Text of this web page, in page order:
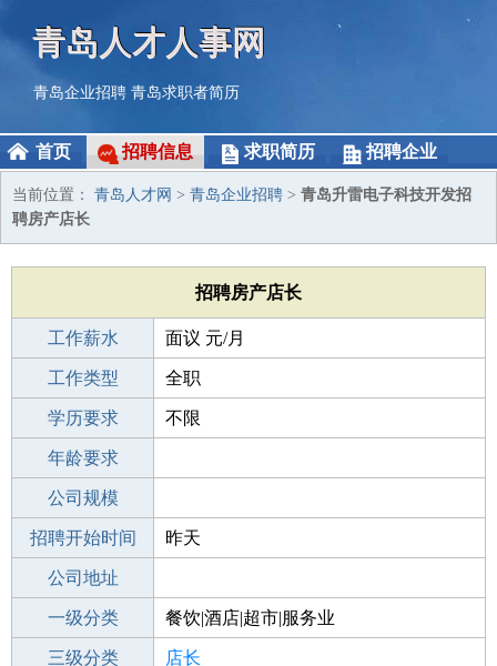
青岛人才人事网
青岛企业招聘 青岛求职者简历
首页 招聘信息 求职简历 招聘企业
当前位置： 青岛人才网 > 青岛企业招聘 > 青岛升雷电子科技开发招
聘房产店长
招聘房产店长
工作薪水 面议 元/月
招聘人数 1人
工作类型 全职
性别要求 -
学历要求 不限
工作经验
年龄要求
工作地点
公司规模
公司电话
招聘开始时间 昨天
招聘结束时间
公司地址
一级分类 餐饮|酒店|超市|服务业
二级分类 超市/销售
三级分类 店长